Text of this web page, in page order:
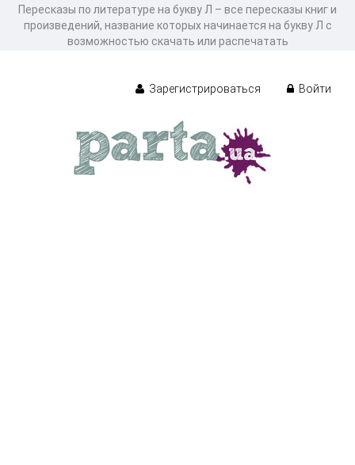
Пересказы по литературе на букву Л – все пересказы книг и
произведений, название которых начинается на букву Л с
возможностью скачать или распечатать
Зарегистрироваться Войти